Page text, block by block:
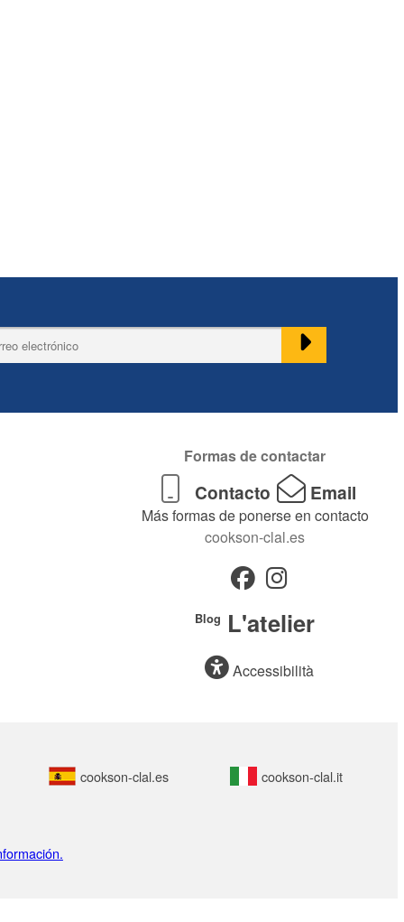
Formas de contactar
Contacto Email
Más formas de ponerse en contacto
cookson-clal.es
Blog L'atelier
Accessibilità
cookson-clal.es cookson-clal.it